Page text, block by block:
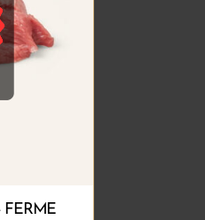
FERME